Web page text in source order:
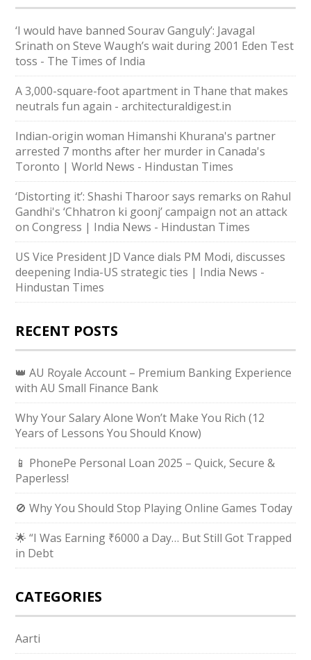
‘I would have banned Sourav Ganguly’: Javagal
Srinath on Steve Waugh’s wait during 2001 Eden Test
toss - The Times of India
A 3,000-square-foot apartment in Thane that makes
neutrals fun again - architecturaldigest.in
Indian-origin woman Himanshi Khurana's partner
arrested 7 months after her murder in Canada's
Toronto | World News - Hindustan Times
‘Distorting it’: Shashi Tharoor says remarks on Rahul
Gandhi's ‘Chhatron ki goonj’ campaign not an attack
on Congress | India News - Hindustan Times
US Vice President JD Vance dials PM Modi, discusses
deepening India-US strategic ties | India News -
Hindustan Times
RECENT POSTS
👑 AU Royale Account – Premium Banking Experience
with AU Small Finance Bank
Why Your Salary Alone Won’t Make You Rich (12
Years of Lessons You Should Know)
📱 PhonePe Personal Loan 2025 – Quick, Secure &
Paperless!
🚫 Why You Should Stop Playing Online Games Today
🌟 “I Was Earning ₹6000 a Day… But Still Got Trapped
in Debt
CATEGORIES
Aarti